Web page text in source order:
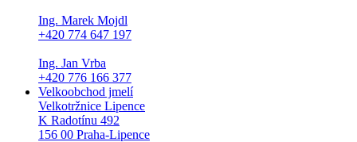
Ing. Marek Mojdl
+420 774 647 197
Ing. Jan Vrba
+420 776 166 377
Velkoobchod jmelí
Velkotržnice Lipence
K Radotínu 492
156 00 Praha-Lipence